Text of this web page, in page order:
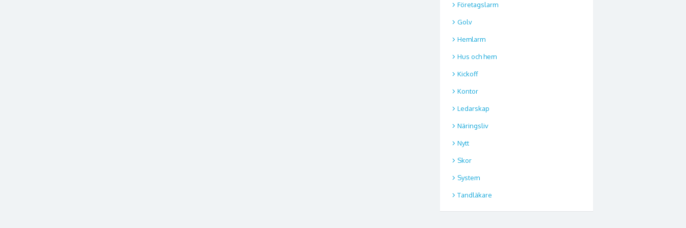
Företagslarm
Golv
Hemlarm
Hus och hem
Kickoff
Kontor
Ledarskap
Näringsliv
Nytt
Skor
System
Tandläkare